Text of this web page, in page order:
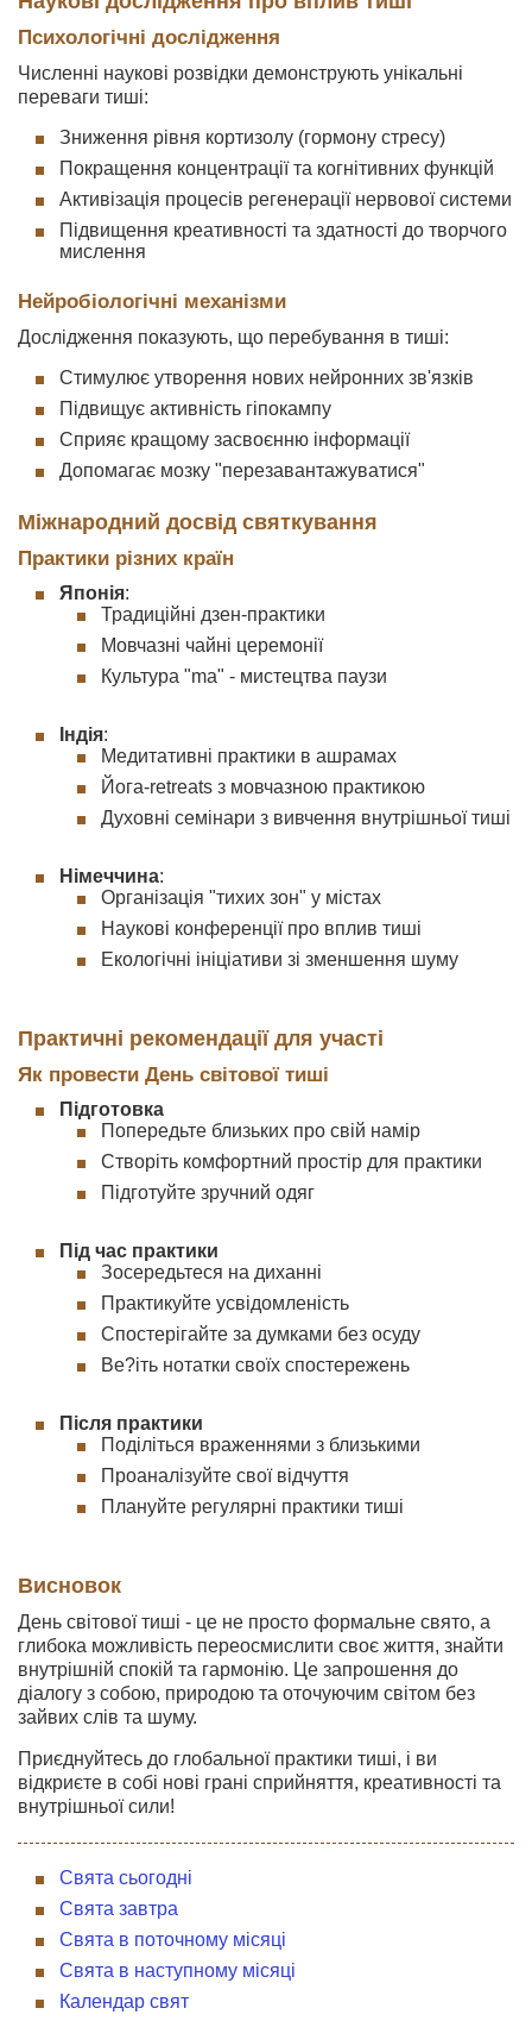
Психологічні дослідження
Численні наукові розвідки демонструють унікальні
переваги тиші:
Зниження рівня кортизолу (гормону стресу)
Покращення концентрації та когнітивних функцій
Активізація процесів регенерації нервової системи
Підвищення креативності та здатності до творчого
мислення
Нейробіологічні механізми
Дослідження показують, що перебування в тиші:
Стимулює утворення нових нейронних зв'язків
Підвищує активність гіпокампу
Сприяє кращому засвоєнню інформації
Допомагає мозку "перезавантажуватися"
Міжнародний досвід святкування
Практики різних країн
Японія:
Традиційні дзен-практики
Мовчазні чайні церемонії
Культура "ma" - мистецтва паузи
Індія:
Медитативні практики в ашрамах
Йога-retreats з мовчазною практикою
Духовні семінари з вивчення внутрішньої тиші
Німеччина:
Організація "тихих зон" у містах
Наукові конференції про вплив тиші
Екологічні ініціативи зі зменшення шуму
Практичні рекомендації для участі
Як провести День світової тиші
Підготовка
Попередьте близьких про свій намір
Створіть комфортний простір для практики
Підготуйте зручний одяг
Під час практики
Зосередьтеся на диханні
Практикуйте усвідомленість
Спостерігайте за думками без осуду
Ве?іть нотатки своїх спостережень
Після практики
Поділіться враженнями з близькими
Проаналізуйте свої відчуття
Плануйте регулярні практики тиші
Висновок
День світової тиші - це не просто формальне свято, а
глибока можливість переосмислити своє життя, знайти
внутрішній спокій та гармонію. Це запрошення до
діалогу з собою, природою та оточуючим світом без
зайвих слів та шуму.
Приєднуйтесь до глобальної практики тиші, і ви
відкриєте в собі нові грані сприйняття, креативності та
внутрішньої сили!
Свята сьогодні
Свята завтра
Свята в поточному місяці
Свята в наступному місяці
Календар свят